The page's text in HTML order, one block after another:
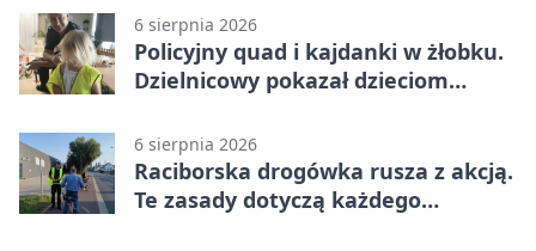
6 sierpnia 2026
Policyjny quad i kajdanki w żłobku.
Dzielnicowy pokazał dzieciom
6 sierpnia 2026
Raciborska drogówka rusza z akcją.
Te zasady dotyczą każdego